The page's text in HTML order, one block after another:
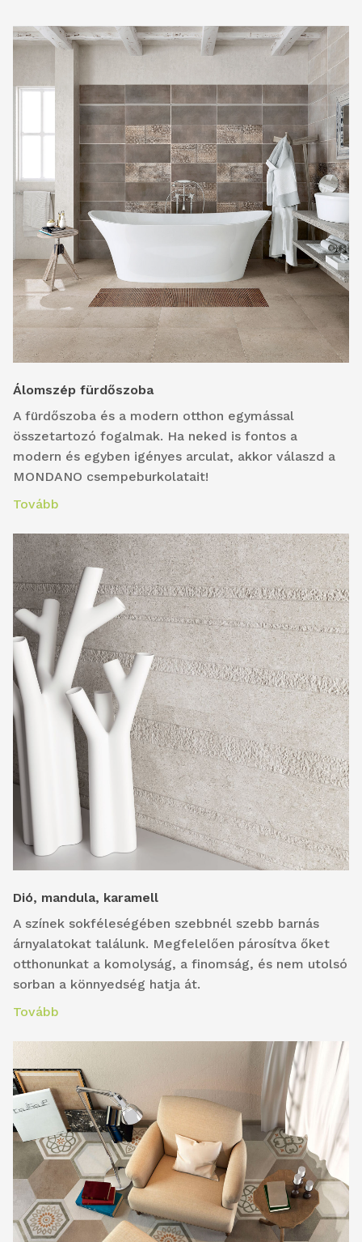
Álomszép fürdőszoba
A fürdőszoba és a modern otthon egymással
összetartozó fogalmak. Ha neked is fontos a
modern és egyben igényes arculat, akkor válaszd a
MONDANO csempeburkolatait!
Tovább
Dió, mandula, karamell
A színek sokféleségében szebbnél szebb barnás
árnyalatokat találunk. Megfelelően párosítva őket
otthonunkat a komolyság, a finomság, és nem utolsó
sorban a könnyedség hatja át.
Tovább